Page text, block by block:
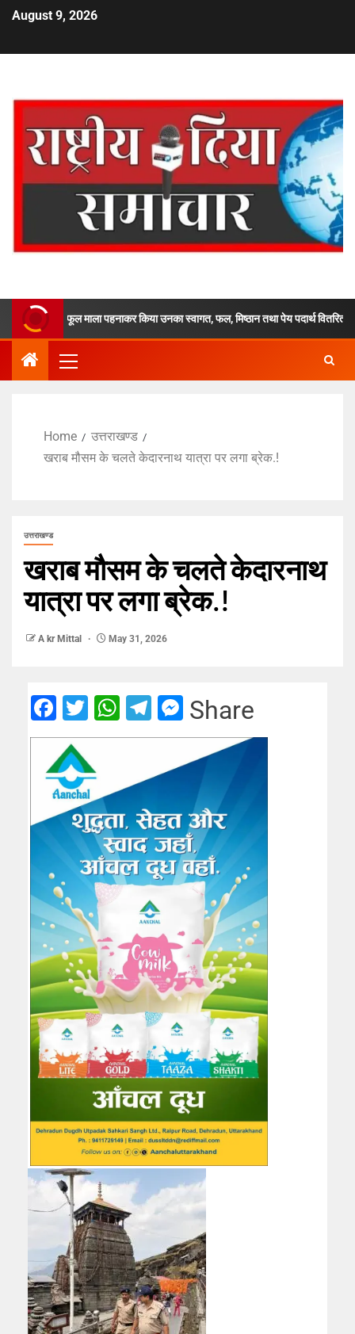
August 9, 2026
पहनाकर किया उनका स्वागत, फल, मिष्ठान तथा पेय पदार्थ वितरित कर सुरक्षित एवं
Home
उत्तराखण्ड
खराब मौसम के चलते केदारनाथ यात्रा पर लगा ब्रेक.!
उत्तराखण्ड
खराब मौसम के चलते केदारनाथ
यात्रा पर लगा ब्रेक.!
A kr Mittal May 31, 2026
Facebook
TwitterWhatsApp
Telegram
Messenger
Share